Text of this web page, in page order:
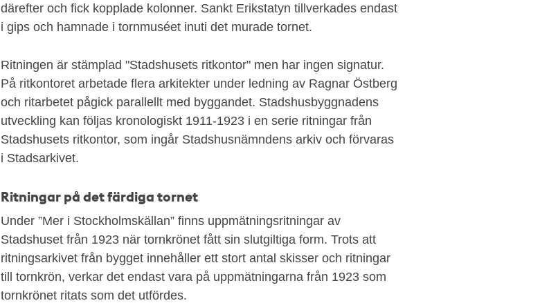
därefter och fick kopplade kolonner. Sankt Erikstatyn tillverkades endast
i gips och hamnade i tornmuséet inuti det murade tornet.
Ritningen är stämplad "Stadshusets ritkontor" men har ingen signatur.
På ritkontoret arbetade flera arkitekter under ledning av Ragnar Östberg
och ritarbetet pågick parallellt med byggandet. Stadshusbyggnadens
utveckling kan följas kronologiskt 1911-1923 i en serie ritningar från
Stadshusets ritkontor, som ingår Stadshusnämndens arkiv och förvaras
i Stadsarkivet.
Ritningar på det färdiga tornet
Under ”Mer i Stockholmskällan” finns uppmätningsritningar av
Stadshuset från 1923 när tornkrönet fått sin slutgiltiga form. Trots att
ritningsarkivet från bygget innehåller ett stort antal skisser och ritningar
till tornkrön, verkar det endast vara på uppmätningarna från 1923 som
tornkrönet ritats som det utfördes.